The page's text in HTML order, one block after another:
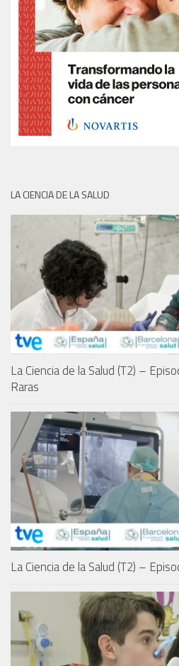
LA CIENCIA DE LA SALUD
La Ciencia de la Salud (T2) –
Raras
La Ciencia de la Salud (T2) –